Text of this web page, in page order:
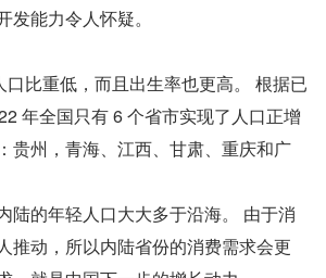
能力令人怀疑。
比重低，而且出生率也更高。 根据已
年全国只有 6 个省市实现了人口正增
贵州，青海、江西、甘肃、重庆和广
陆的年轻人口大大多于沿海。 由于消
推动，所以内陆省份的消费需求会更